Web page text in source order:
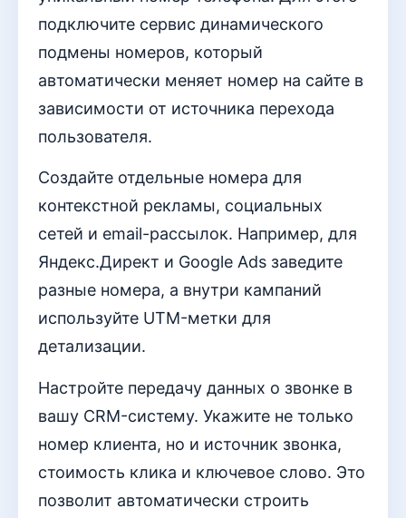
подключите сервис динамического
подмены номеров, который
автоматически меняет номер на сайте в
зависимости от источника перехода
пользователя.
Создайте отдельные номера для
контекстной рекламы, социальных
сетей и email-рассылок. Например, для
Яндекс.Директ и Google Ads заведите
разные номера, а внутри кампаний
используйте UTM-метки для
детализации.
Настройте передачу данных о звонке в
вашу CRM-систему. Укажите не только
номер клиента, но и источник звонка,
стоимость клика и ключевое слово. Это
позволит автоматически строить